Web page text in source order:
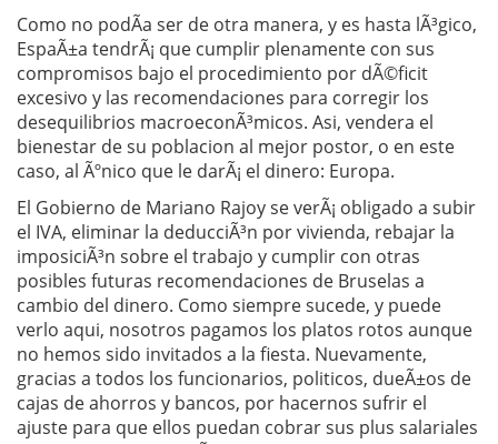
Como no podÃ­a ser de otra manera, y es hasta lÃ³gico,
EspaÃ±a tendrÃ¡ que cumplir plenamente con sus
compromisos bajo el procedimiento por dÃ©ficit
excesivo y las recomendaciones para corregir los
desequilibrios macroeconÃ³micos. Asi, vendera el
bienestar de su poblacion al mejor postor, o en este
caso, al Ãºnico que le darÃ¡ el dinero: Europa.
El Gobierno de Mariano Rajoy se verÃ¡ obligado a subir
el IVA, eliminar la deducciÃ³n por vivienda, rebajar la
imposiciÃ³n sobre el trabajo y cumplir con otras
posibles futuras recomendaciones de Bruselas a
cambio del dinero. Como siempre sucede, y puede
verlo aqui, nosotros pagamos los platos rotos aunque
no hemos sido invitados a la fiesta. Nuevamente,
gracias a todos los funcionarios, politicos, dueÃ±os de
cajas de ahorros y bancos, por hacernos sufrir el
ajuste para que ellos puedan cobrar sus plus salariales